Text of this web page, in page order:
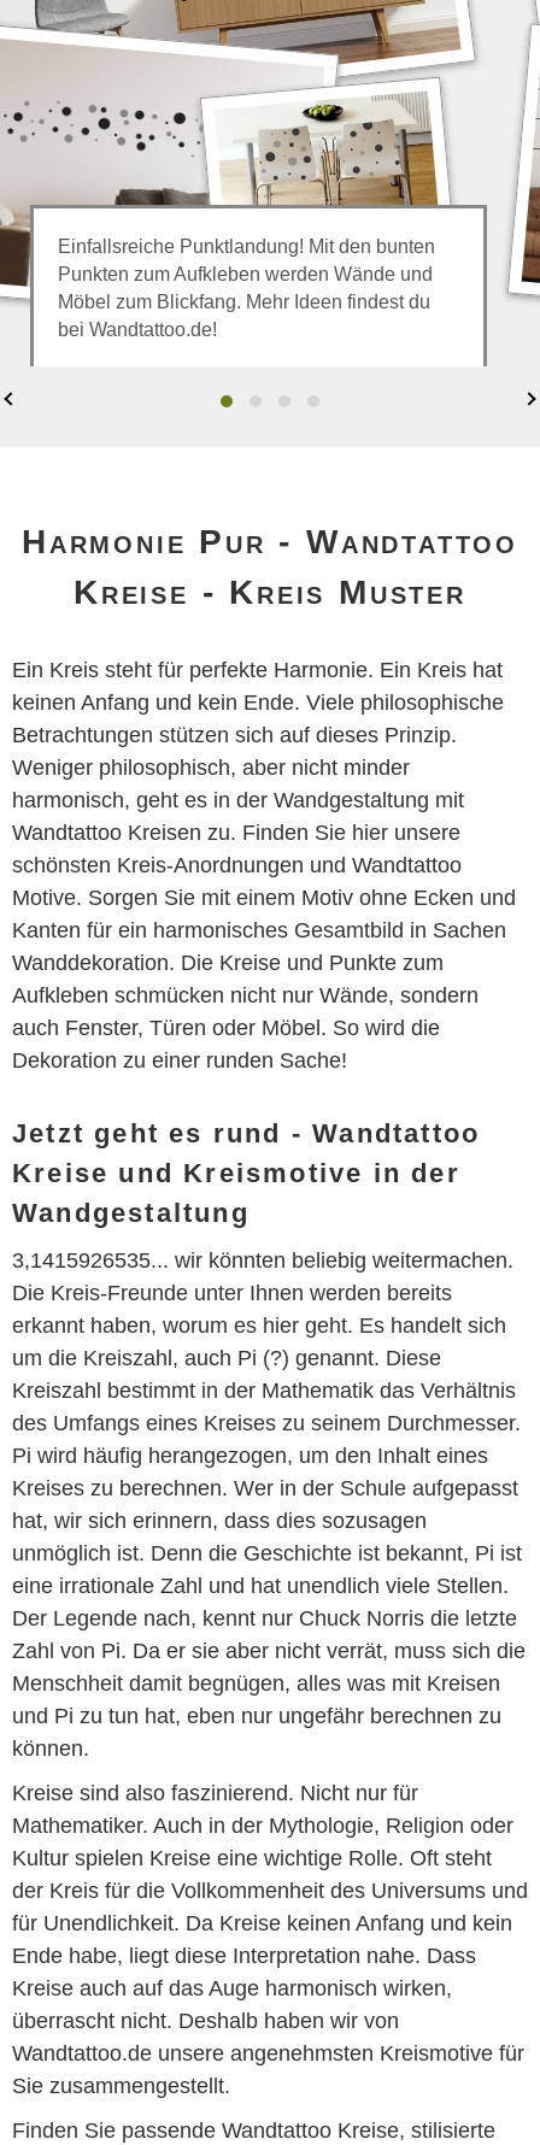
Harmonie Pur - Wandtattoo
Kreise - Kreis Muster
Ein Kreis steht für perfekte Harmonie. Ein Kreis hat
keinen Anfang und kein Ende. Viele philosophische
Betrachtungen stützen sich auf dieses Prinzip.
Weniger philosophisch, aber nicht minder
harmonisch, geht es in der Wandgestaltung mit
Wandtattoo Kreisen zu. Finden Sie hier unsere
schönsten Kreis-Anordnungen und Wandtattoo
Motive. Sorgen Sie mit einem Motiv ohne Ecken und
Kanten für ein harmonisches Gesamtbild in Sachen
Wanddekoration. Die Kreise und Punkte zum
Aufkleben schmücken nicht nur Wände, sondern
auch Fenster, Türen oder Möbel. So wird die
Dekoration zu einer runden Sache!
Jetzt geht es rund - Wandtattoo
Kreise und Kreismotive in der
Wandgestaltung
3,1415926535... wir könnten beliebig weitermachen.
Die Kreis-Freunde unter Ihnen werden bereits
erkannt haben, worum es hier geht. Es handelt sich
um die Kreiszahl, auch Pi (?) genannt. Diese
Kreiszahl bestimmt in der Mathematik das Verhältnis
des Umfangs eines Kreises zu seinem Durchmesser.
Pi wird häufig herangezogen, um den Inhalt eines
Kreises zu berechnen. Wer in der Schule aufgepasst
hat, wir sich erinnern, dass dies sozusagen
unmöglich ist. Denn die Geschichte ist bekannt, Pi ist
eine irrationale Zahl und hat unendlich viele Stellen.
Der Legende nach, kennt nur Chuck Norris die letzte
Zahl von Pi. Da er sie aber nicht verrät, muss sich die
Menschheit damit begnügen, alles was mit Kreisen
und Pi zu tun hat, eben nur ungefähr berechnen zu
können.
Kreise sind also faszinierend. Nicht nur für
Mathematiker. Auch in der Mythologie, Religion oder
Kultur spielen Kreise eine wichtige Rolle. Oft steht
der Kreis für die Vollkommenheit des Universums und
für Unendlichkeit. Da Kreise keinen Anfang und kein
Ende habe, liegt diese Interpretation nahe. Dass
Kreise auch auf das Auge harmonisch wirken,
überrascht nicht. Deshalb haben wir von
Wandtattoo.de unsere angenehmsten Kreismotive für
Sie zusammengestellt.
Finden Sie passende Wandtattoo Kreise, stilisierte
Einfallsreiche Punktlandung! Mit den bunten
Punkten zum Aufkleben werden Wände und
Möbel zum Blickfang. Mehr Ideen findest du
bei Wandtattoo.de!